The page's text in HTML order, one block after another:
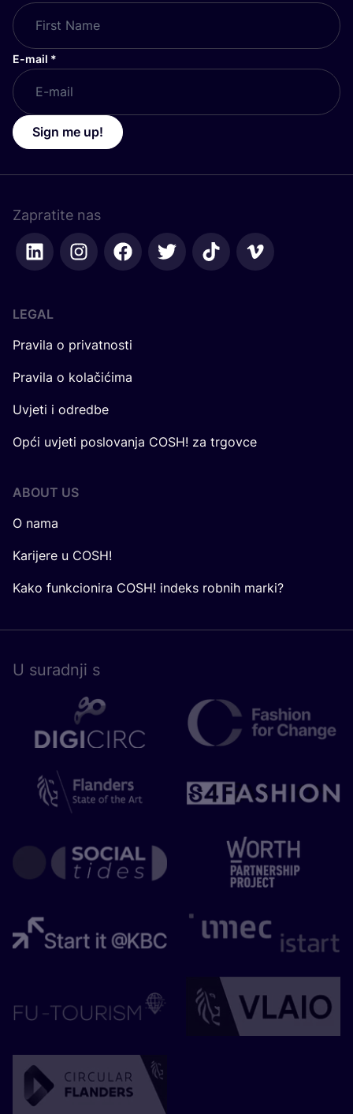
E-mail *
Sign me up!
Zapratite nas
LEGAL
Pravila o privatnosti
Pravila o kolačićima
Uvjeti i odredbe
Opći uvjeti poslovanja COSH! za trgovce
ABOUT US
O nama
Karijere u COSH!
Kako funkcionira COSH! indeks robnih marki?
U surad­nji s